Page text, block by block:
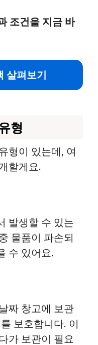
조건을 지금 바
살펴보기
형
형이 있는데, 여
할게요.
발생할 수 있는
물품이 파손되
수 있어요.
짜 창고에 보관
보호합니다. 이
가 보관이 필요